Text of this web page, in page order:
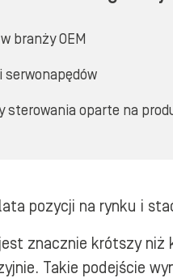
branży OEM
serwonapędów
oparte na
pozycji na rynku i
znacznie krótszy
Takie podejście